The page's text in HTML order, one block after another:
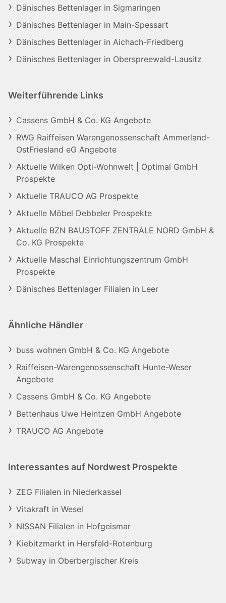
Dänisches Bettenlager in Sigmaringen
Dänisches Bettenlager in Main-Spessart
Dänisches Bettenlager in Aichach-Friedberg
Dänisches Bettenlager in Oberspreewald-Lausitz
Weiterführende Links
Cassens GmbH & Co. KG Angebote
RWG Raiffeisen Warengenossenschaft Ammerland-
OstFriesland eG Angebote
Aktuelle Wilken Opti-Wohnwelt | Optimal GmbH
Prospekte
Aktuelle TRAUCO AG Prospekte
Aktuelle Möbel Debbeler Prospekte
Aktuelle BZN BAUSTOFF ZENTRALE NORD GmbH &
Co. KG Prospekte
Aktuelle Maschal Einrichtungszentrum GmbH
Prospekte
Dänisches Bettenlager Filialen in Leer
Ähnliche Händler
buss wohnen GmbH & Co. KG Angebote
Raiffeisen-Warengenossenschaft Hunte-Weser
Angebote
Cassens GmbH & Co. KG Angebote
Bettenhaus Uwe Heintzen GmbH Angebote
TRAUCO AG Angebote
Interessantes auf Nordwest Prospekte
ZEG Filialen in Niederkassel
Vitakraft in Wesel
NISSAN Filialen in Hofgeismar
Kiebitzmarkt in Hersfeld-Rotenburg
Subway in Oberbergischer Kreis